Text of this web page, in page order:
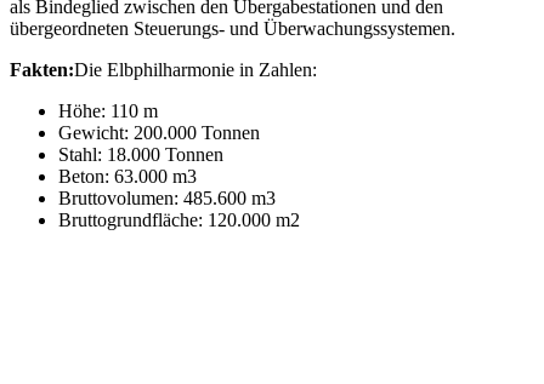
als Bindeglied zwischen den Übergabestationen und den
übergeordneten Steuerungs- und Überwachungssystemen.
Fakten:Die Elbphilharmonie in Zahlen:
Höhe: 110 m
Gewicht: 200.000 Tonnen
Stahl: 18.000 Tonnen
Beton: 63.000 m3
Bruttovolumen: 485.600 m3
Bruttogrundfläche: 120.000 m2